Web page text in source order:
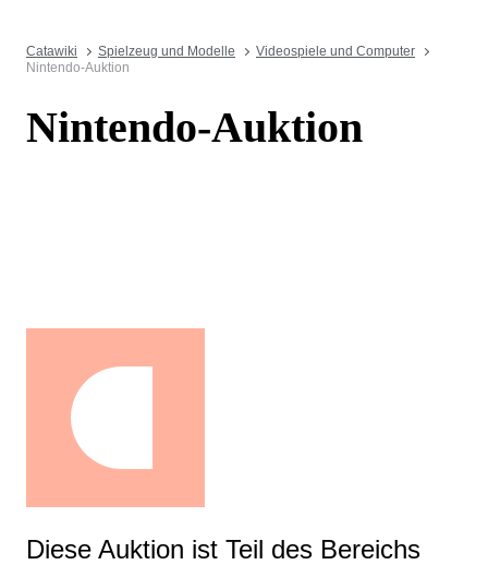
Catawiki Spielzeug und Modelle
Videospiele und Computer
Nintendo-Auktion
Nintendo-Auktion
Diese Auktion ist Teil des Bereichs